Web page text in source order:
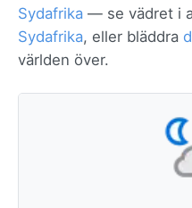
Sydafrika — se vädret i
Sydafrika, eller bläddra
världen över.